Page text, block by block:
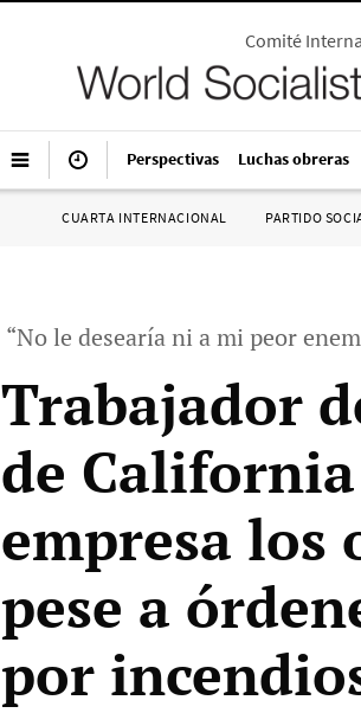
Comité
Perspectivas Luchas obreras
CUARTA INTERNACIONAL PARTIDO
“No le desearía ni a mi peor
Trabajador
de
empresa los
pese a
por